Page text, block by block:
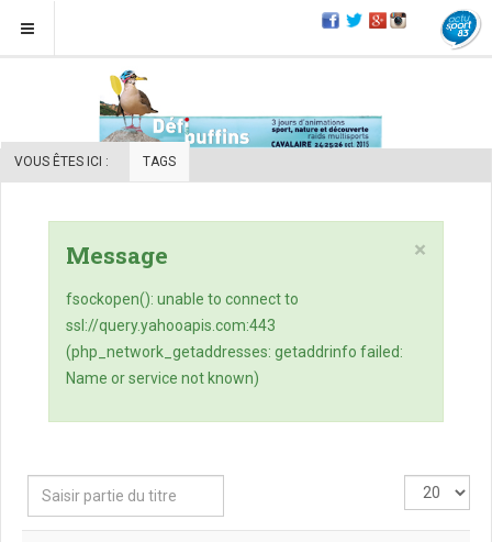
VOUS ÊTES ICI : TAGS
×
Message
fsockopen(): unable to connect to
ssl://query.yahooapis.com:443
(php_network_getaddresses: getaddrinfo failed:
Name or service not known)
Saisir
partie
Affichage
#